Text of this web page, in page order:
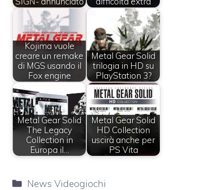
Kojima vuole
creare un remake
di MGS usando il
Fox engine
Metal Gear Solid
trilogia in HD su
PlayStation 3?
Metal Gear Solid
The Legacy
Collection in
Europa il…
Metal Gear Solid
HD Collection
uscirà anche per
PS Vita
Categorie
News Videogiochi